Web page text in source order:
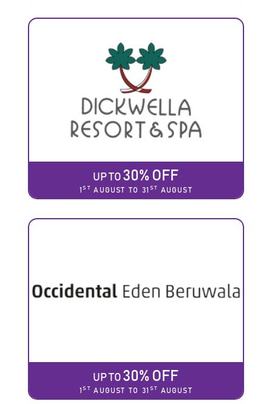
UP TO 30% OFF
1ST AUGUST TO 31 ST AUGUST
UP TO 30% OFF
1ST AUGUST TO 31 ST AUGUST